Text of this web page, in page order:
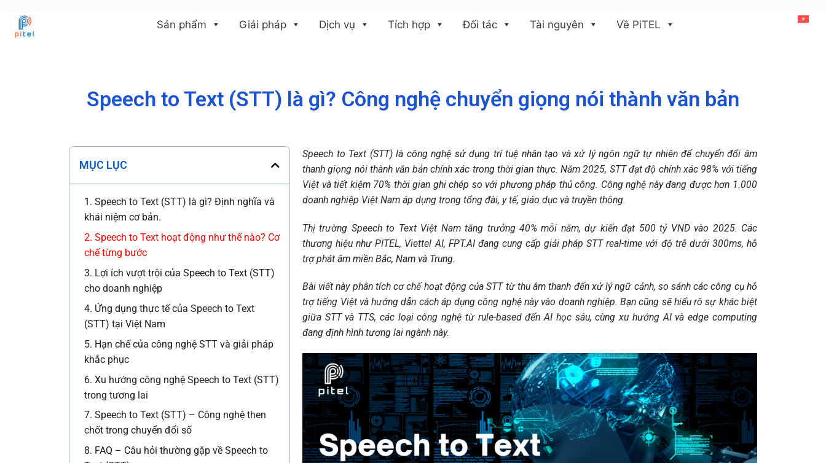
Sản phẩm Giải pháp Dịch vụ Tích hợp Đối tác Tài nguyên Về PiTEL
Speech to Text (STT) là gì? Công nghệ chuyển giọng nói thành văn bản
MỤC LỤC
1. Speech to Text (STT) là gì? Định nghĩa và
khái niệm cơ bản.
2. Speech to Text hoạt động như thế nào? Cơ
chế từng bước
3. Lợi ích vượt trội của Speech to Text (STT)
cho doanh nghiệp
4. Ứng dụng thực tế của Speech to Text
(STT) tại Việt Nam
5. Hạn chế của công nghệ STT và giải pháp
khắc phục
6. Xu hướng công nghệ Speech to Text (STT)
trong tương lai
7. Speech to Text (STT) – Công nghệ then
chốt trong chuyển đổi số
8. FAQ – Câu hỏi thường gặp về Speech to
Speech to Text (STT) là công nghệ sử dụng trí tuệ nhân tạo và xử lý ngôn ngữ tự nhiên để chuyển đổi âm
thanh giọng nói thành văn bản chính xác trong thời gian thực. Năm 2025, STT đạt độ chính xác 98% với tiếng
Việt và tiết kiệm 70% thời gian ghi chép so với phương pháp thủ công. Công nghệ này đang được hơn 1.000
doanh nghiệp Việt Nam áp dụng trong tổng đài, y tế, giáo dục và truyền thông.
Thị trường Speech to Text Việt Nam tăng trưởng 40% mỗi năm, dự kiến đạt 500 tỷ VND vào 2025. Các
thương hiệu như PITEL, Viettel AI, FPT.AI đang cung cấp giải pháp STT real-time với độ trễ dưới 300ms, hỗ
trợ phát âm miền Bắc, Nam và Trung.
Bài viết này phân tích cơ chế hoạt động của STT từ thu âm thanh đến xử lý ngữ cảnh, so sánh các công cụ hỗ
trợ tiếng Việt và hướng dẫn cách áp dụng công nghệ này vào doanh nghiệp. Bạn cũng sẽ hiểu rõ sự khác biệt
giữa STT và TTS, các loại công nghệ từ rule-based đến AI học sâu, cùng xu hướng AI và edge computing
đang định hình tương lai ngành này.